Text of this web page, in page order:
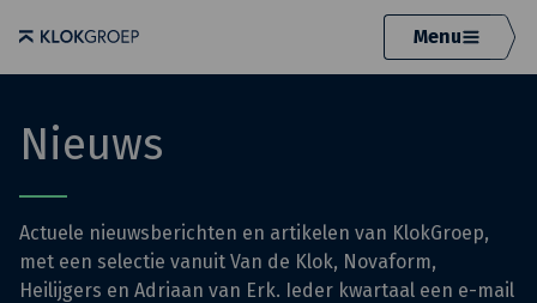
Menu
Nieuws
Actuele nieuwsberichten en artikelen van KlokGroep,
met een selectie vanuit Van de Klok, Novaform,
Heilijgers en Adriaan van Erk. Ieder kwartaal een e-mail